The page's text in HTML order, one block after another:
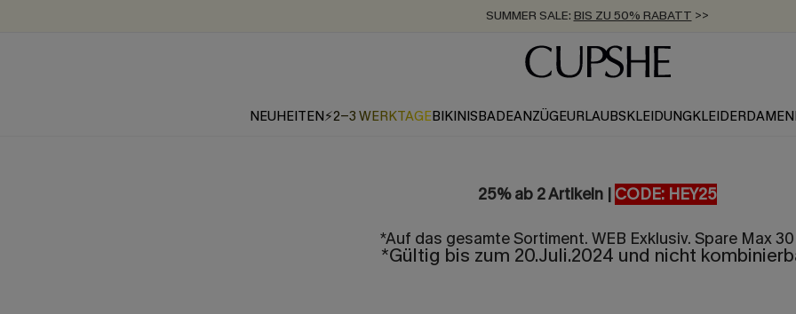
SUMMER SALE: BIS ZU 50% RABATT >>
ZUM NEWSLETTER:BIS ZU -20% EXTRA ERHALTEN
KOSTENLOSER VERSAND AB 89 €
NEUHEITEN⚡2-3 WERKTAGEBIKINISBADEANZÜGEURLAUBSKLEIDUNGKLEIDER
25% ab 2 Artikeln | CODE: HEY25
*Auf das gesamte Sortiment. WEB Exklusiv. Spare Max
*Gültig bis zum 20.Juli.2024 und nicht